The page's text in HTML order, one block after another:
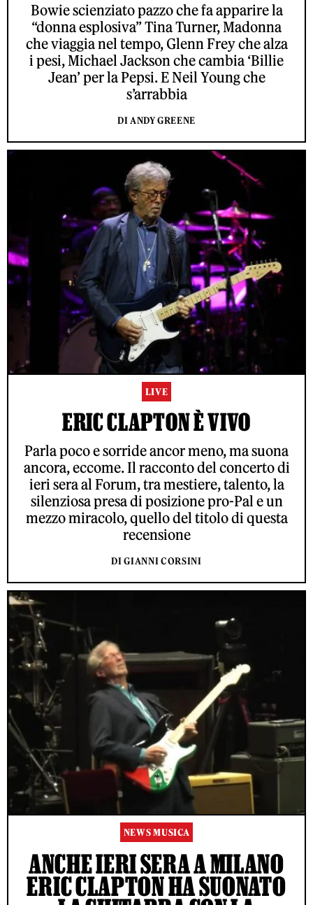
Bowie scienziato pazzo che fa apparire la
“donna esplosiva” Tina Turner, Madonna
che viaggia nel tempo, Glenn Frey che alza
i pesi, Michael Jackson che cambia ‘Billie
Jean’ per la Pepsi. E Neil Young che
s’arrabbia
DI ANDY GREENE
LIVE
ERIC CLAPTON È VIVO
Parla poco e sorride ancor meno, ma suona
ancora, eccome. Il racconto del concerto di
ieri sera al Forum, tra mestiere, talento, la
silenziosa presa di posizione pro-Pal e un
mezzo miracolo, quello del titolo di questa
recensione
DI GIANNI CORSINI
NEWS MUSICA
ANCHE IERI SERA A MILANO
ERIC CLAPTON HA SUONATO